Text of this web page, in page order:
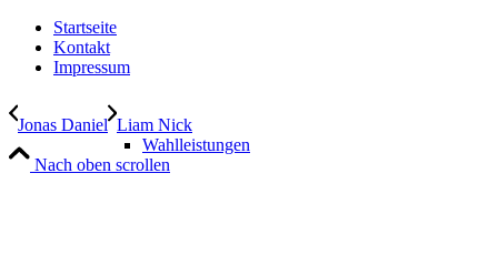
Wahlleistungen
Startseite
Kontakt
Impressum
Jonas Daniel Liam Nick
Nach oben scrollen